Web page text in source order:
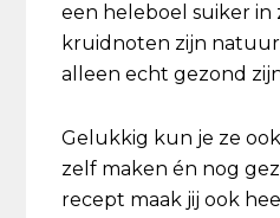
een heleboel suiker in
kruidnoten zijn
alleen echt gezond
Gelukkig kun je ze
zelf maken én nog
recept maak jij ook